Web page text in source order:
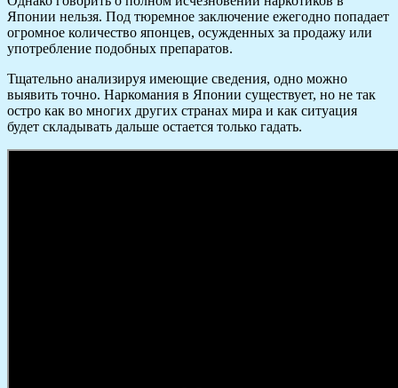
Японии нельзя. Под тюремное заключение ежегодно попадает
огромное количество японцев, осужденных за продажу или
употребление подобных препаратов.
Тщательно анализируя имеющие сведения, одно можно
выявить точно. Наркомания в Японии существует, но не так
остро как во многих других странах мира и как ситуация
будет складывать дальше остается только гадать.